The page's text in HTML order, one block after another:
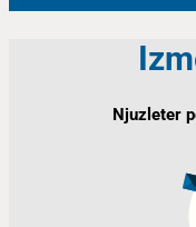
Njuzleter